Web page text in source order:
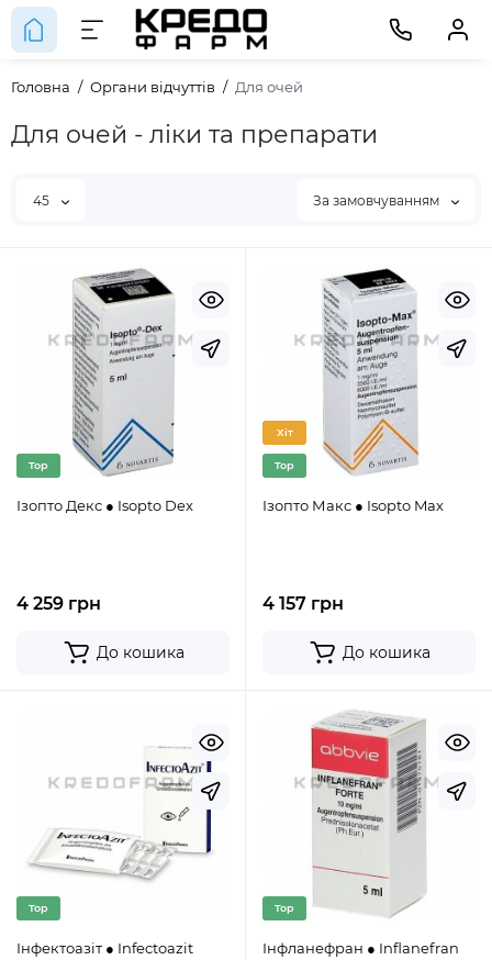
Головна Органи відчуттів Для очей
Для очей - ліки та препарати
45 За замовчуванням
Top
Ізопто Декс ● Isopto Dex
4 259 грн
До кошика
Хіт
Top
Ізопто Макс ● Isopto Max
4 157 грн
До кошика
Top
Інфектоазіт ● Infectoazit
Top
Інфланефран ● Inflanefran